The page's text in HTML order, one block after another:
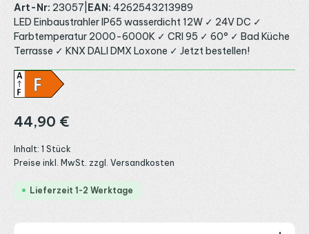
Art-Nr: 23057 EAN: 4262543213989
LED Einbaustrahler IP65 wasserdicht 12W ✓ 24V DC ✓
Farbtemperatur 2000-6000K ✓ CRI 95 ✓ 60° ✓ Bad Küche
Terrasse ✓ KNX DALI DMX Loxone ✓ Jetzt bestellen!
Regulärer Preis:
44,90 €
Inhalt: 1 Stück
Preise inkl. MwSt. zzgl. Versandkosten
Lieferzeit 1-2 Werktage
Produkt Anzahl: Gib den gewünschten Wert ein